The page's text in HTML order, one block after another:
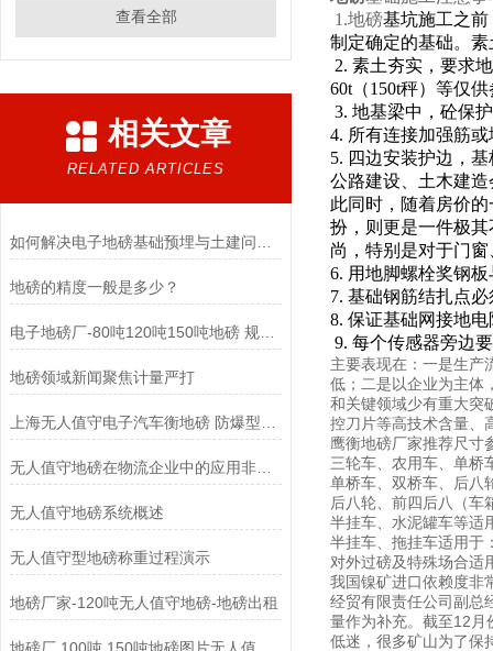
查看全部
相关文章
RELATED ARTICLES
地磅的精度一般是多少？
电子地磅厂-80吨120吨150吨地磅 规格可定制
地磅领域新闻聚焦计量严打
无人值守地磅在物流企业中的应用非常广泛
无人值守地磅系统概述
无人值守型地磅称重过程演示
地磅厂家-120吨无人值守地磅-地磅出租
1.地磅基坑施工之
制定确定的基础。
2. 素土夯实，要求
60t （150t秤）等仅供
3. 地基梁中，砼保
4. 所有连接加强筋
5. 四边安装护边，
公路建设、土木建
此同时，随着房价
扮，则更是一件极
尚，特别是对于门
6. 用地脚螺栓奖钢
7. 基础钢筋结扎点
8. 保证基础网接地
9. 每个传感器旁边
主要表现在：一是生产
低；二是以企业为主体
和关键领域少有重大突
控刀片等高技术含量、
鹰衡地磅厂家推荐尺寸
三轮车、农用车、单桥
单桥车、双桥车、后八
后八轮、前四后八（
半挂车、水泥罐车等适
半挂车、拖挂车适用于
对外过磅及特殊场合适
我国镍矿进口依赖度非
经贸有限责任公司副总
量作为补充。截至12月
低迷，很多矿山为了保